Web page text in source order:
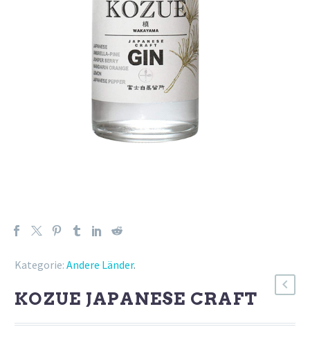
Kategorie: Andere Länder.
KOZUE JAPANESE CRAFT